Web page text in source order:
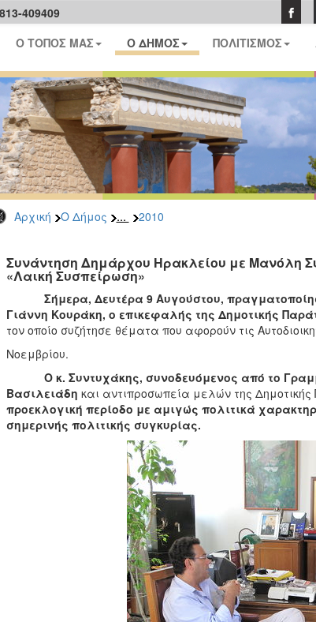
409409
Ο ΤΟΠΟΣ ΜΑΣ Ο ΔΗΜΟΣ ΠΟΛΙΤΙΣΜΟΣ
Αρχική Ο Δήμος ... 2010
Συνάντηση Δημάρχου Ηρακλείου με Μανόλη
«Λαική Συσπείρωση»
Σήμερα, Δευτέρα 9 Αυγούστου,
Γιάννη Κουράκη, ο επικεφαλής της Δημοτικής
τον οποίο συζήτησε θέματα που αφορούν τις
Νοεμβρίου.
Ο κ. Συντυχάκης, συνοδευόμενος από το
Βασιλειάδη και αντιπροσωπεία μελών της
προεκλογική περίοδο με αμιγώς πολιτικά
σημερινής πολιτικής συγκυρίας.